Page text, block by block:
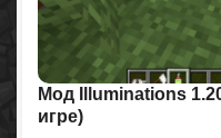
Мод Illuminations
игре)